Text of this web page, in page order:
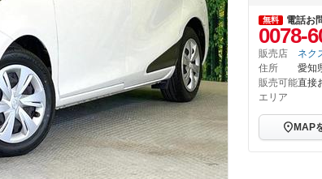
無料 電話お
0078-
販売店
ネク
住所
愛知
販売可能
エリア
直接
MAP